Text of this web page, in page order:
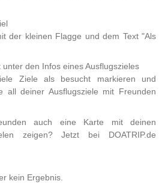
der kleinen Flagge und dem Text "Als
den Infos eines Ausflugszieles
Ziele als besucht markieren und
all deiner Ausflugsziele mit Freunden
auch eine Karte mit deinen
zeigen? Jetzt bei DOATRIP.de
kein Ergebnis.